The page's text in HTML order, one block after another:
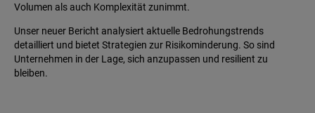
Volumen als auch Komplexität zunimmt.
Unser neuer Bericht analysiert aktuelle Bedrohungstrends
detailliert und bietet Strategien zur Risikominderung. So sind
Unternehmen in der Lage, sich anzupassen und resilient zu
bleiben.